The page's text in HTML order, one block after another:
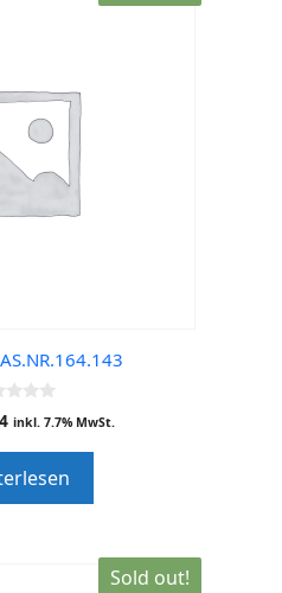
inkl. 7.7% MwSt.
Sold out!